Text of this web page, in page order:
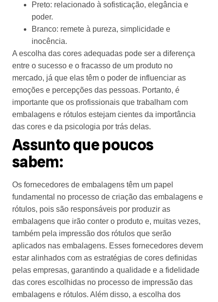
Preto: relacionado à sofisticação, elegância e
poder.
Branco: remete à pureza, simplicidade e
inocência.
A escolha das cores adequadas pode ser a diferença
entre o sucesso e o fracasso de um produto no
mercado, já que elas têm o poder de influenciar as
emoções e percepções das pessoas. Portanto, é
importante que os profissionais que trabalham com
embalagens e rótulos estejam cientes da importância
das cores e da psicologia por trás delas.
Assunto que poucos
sabem:
Os fornecedores de embalagens têm um papel
fundamental no processo de criação das embalagens e
rótulos, pois são responsáveis por produzir as
embalagens que irão conter o produto e, muitas vezes,
também pela impressão dos rótulos que serão
aplicados nas embalagens. Esses fornecedores devem
estar alinhados com as estratégias de cores definidas
pelas empresas, garantindo a qualidade e a fidelidade
das cores escolhidas no processo de impressão das
embalagens e rótulos. Além disso, a escolha dos